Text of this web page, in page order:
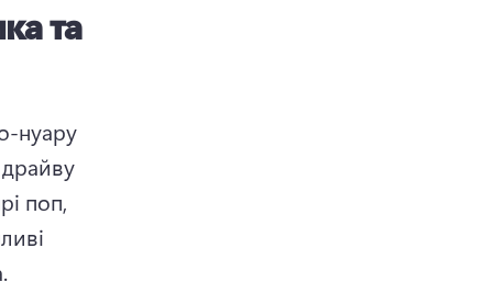
та
нуару
поп,